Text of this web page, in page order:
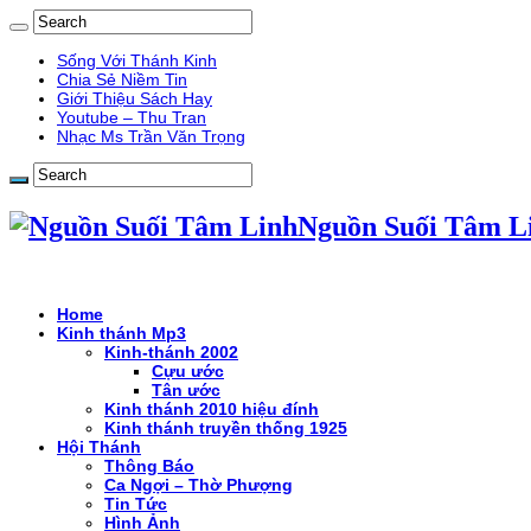
Sống Với Thánh Kinh
Chia Sẻ Niềm Tin
Giới Thiệu Sách Hay
Youtube – Thu Tran
Nhạc Ms Trần Văn Trọng
Nguồn Suối Tâm
Home
Kinh thánh Mp3
Kinh-thánh 2002
Cựu ước
Tân ước
Kinh thánh 2010 hiệu đính
Kinh thánh truyền thống 1925
Hội Thánh
Thông Báo
Ca Ngợi – Thờ Phượng
Tin Tức
Hình Ảnh